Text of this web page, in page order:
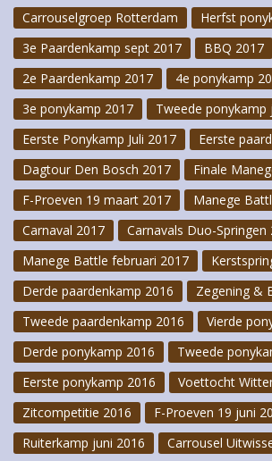
Carrouselgroep Rotterdam
Herfst
3e Paardenkamp sept 2017
BBQ 2017
2e Paardenkamp 2017
4e ponykamp
3e ponykamp 2017
Tweede ponykamp
Eerste Ponykamp Juli 2017
Eerste
Dagtour Den Bosch 2017
Finale
F-Proeven 19 maart 2017
Manege
Carnaval 2017
Carnavals Duo-Springen
Manege Battle februari 2017
Derde paardenkamp 2016
Zegening &
Tweede paardenkamp 2016
Vierde
Derde ponykamp 2016
Tweede
Eerste ponykamp 2016
Voettocht
Zitcompetitie 2016
F-Proeven 19 juni
Ruiterkamp juni 2016
Carrousel